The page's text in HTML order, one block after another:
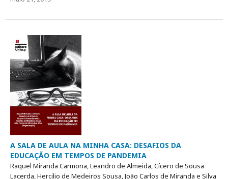
A SALA DE AULA NA MINHA CASA: DESAFIOS DA
EDUCAÇÃO EM TEMPOS DE PANDEMIA
Raquel Miranda Carmona, Leandro de Almeida, Cícero de Sousa
Lacerda, Hercilio de Medeiros Sousa, João Carlos de Miranda e Silva